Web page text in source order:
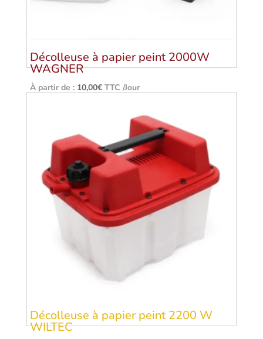
Décolleuse à papier peint 2000W
WAGNER
À partir de : 10,00€ TTC /Jour
Décolleuse à papier peint 2200 W
WILTEC